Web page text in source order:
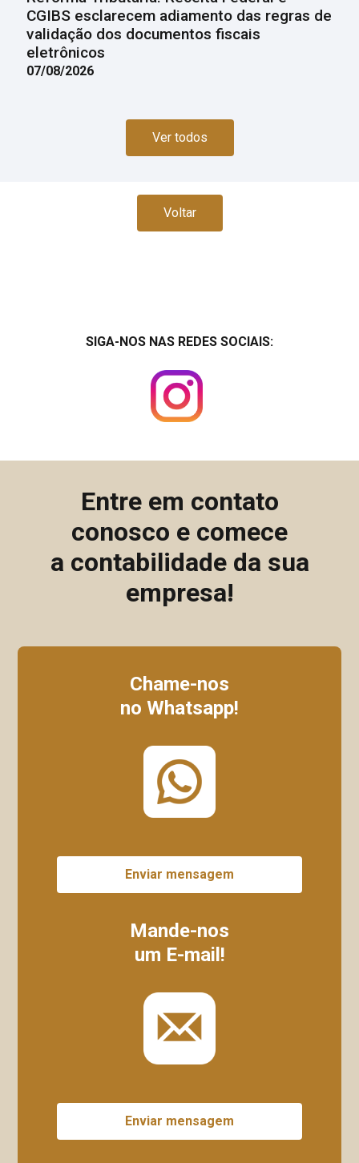
CGIBS esclarecem adiamento das regras de
validação dos documentos fiscais
eletrônicos
07/08/2026
Ver todos
Voltar
SIGA-NOS NAS REDES SOCIAIS:
Entre em contato
conosco e comece
a contabilidade da sua
empresa!
Chame-nos
no Whatsapp!
Enviar mensagem
Mande-nos
um E-mail!
Enviar mensagem